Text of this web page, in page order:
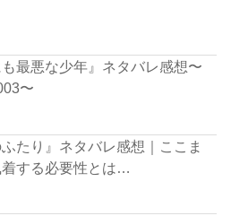
最悪な少年』ネタバレ感想〜
〜
たり』ネタバレ感想｜ここま
する必要性とは…